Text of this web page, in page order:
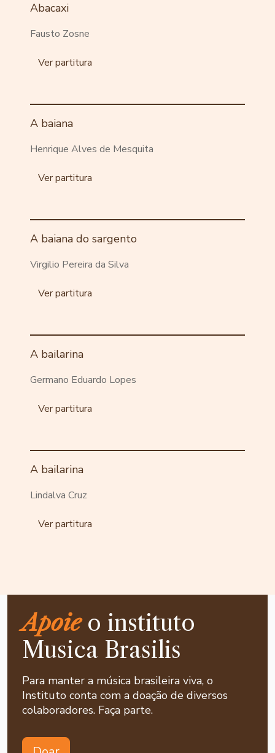
Abacaxi
Fausto Zosne
Ver partitura
A baiana
Henrique Alves de Mesquita
Ver partitura
A baiana do sargento
Virgilio Pereira da Silva
Ver partitura
A bailarina
Germano Eduardo Lopes
Ver partitura
A bailarina
Lindalva Cruz
Ver partitura
Apoieo instituto
Musica Brasilis
Para manter a música brasileira viva, o
Instituto conta com a doação de diversos
colaboradores. Faça parte.